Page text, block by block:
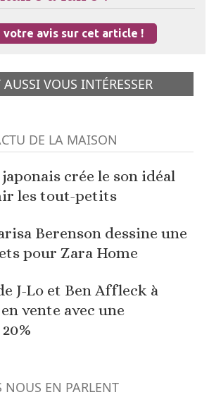
votre avis sur cet article !
AUSSI VOUS INTÉRESSER
DE LA MAISON
crée le son idéal
les tout-petits
Berenson dessine une
pour Zara Home
J-Lo et Ben Affleck à
vente avec une
NOUS EN PARLENT